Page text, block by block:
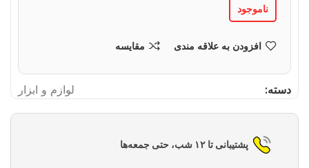
ناموجود
افزودن به علاقه مندی مقایسه
دسته: لوازم و ابزار
پشتیبانی تا ۱۲ شب، حتی جمعه‌ها